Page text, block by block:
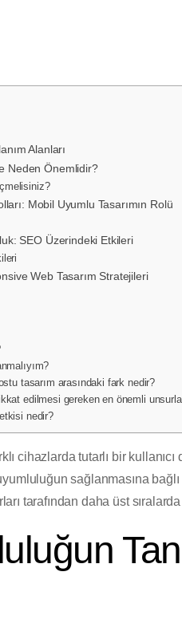
Alanları
Neden Önemlidir?
Mobil Uyumlu Tasarımın Rolü
SEO Üzerindeki Etkileri
Web Tasarım Stratejileri
tasarım arasındaki fark nedir?
edilmesi gereken en önemli
nedir?
cihazlarda tutarlı bir
sağlanmasına
tarafından daha üst sıralarda